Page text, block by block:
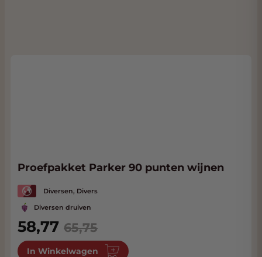
Proefpakket Parker 90 punten wijnen
Diversen, Divers
Diversen druiven
58,77 65,75
In Winkelwagen